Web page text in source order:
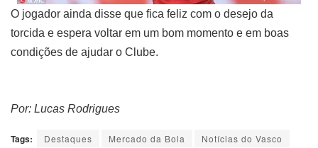
O jogador ainda disse que fica feliz com o desejo da
torcida e espera voltar em um bom momento e em boas
condições de ajudar o Clube.
Por: Lucas Rodrigues
Tags: Destaques Mercado da Bola Notícias do Vasco